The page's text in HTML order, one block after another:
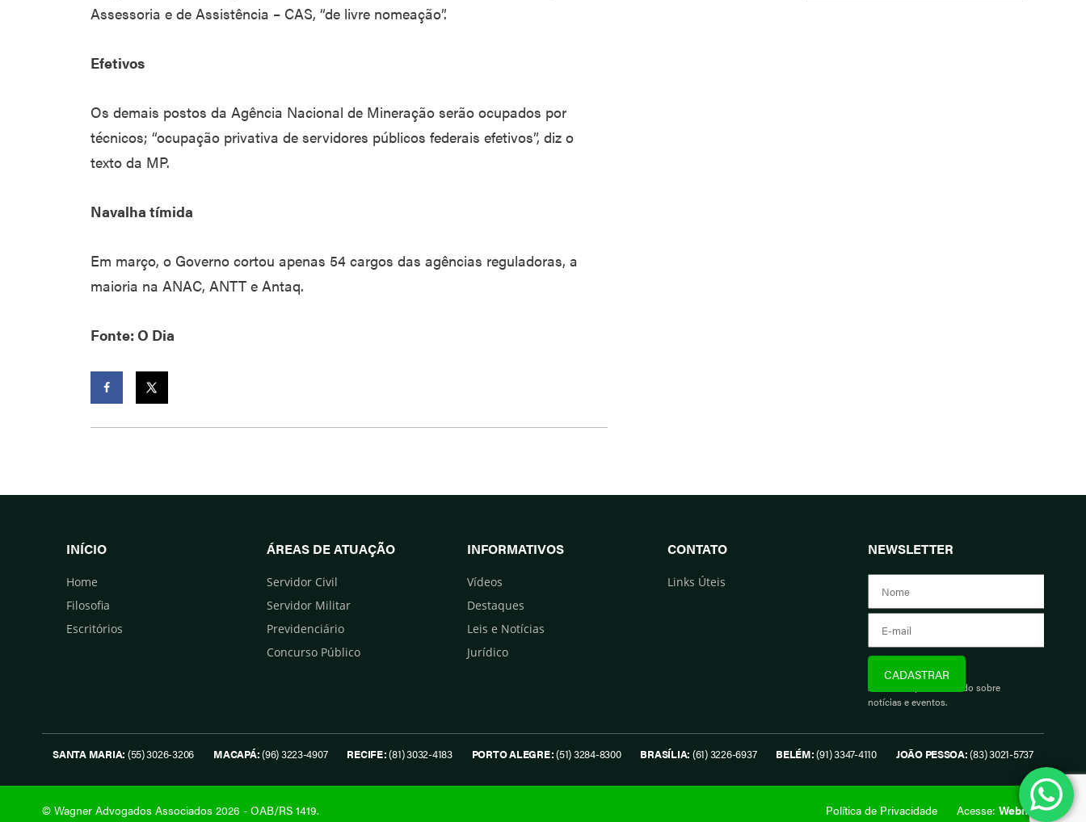
Assessoria e de Assistência – CAS, “de livre nomeação”.
Efetivos
Os demais postos da Agência Nacional de Mineração serão ocupados por
técnicos; “ocupação privativa de servidores públicos federais efetivos”, diz o
texto da MP.
Navalha tímida
Em março, o Governo cortou apenas 54 cargos das agências reguladoras, a
maioria na ANAC, ANTT e Antaq.
Fonte: O Dia
INÍCIO
Home
Filosofia
Escritórios
ÁREAS DE ATUAÇÃO
Servidor Civil
Servidor Militar
Previdenciário
Concurso Público
INFORMATIVOS
Vídeos
Destaques
Leis e Notícias
Jurídico
CONTATO
Links Úteis
NEWSLETTER
Assine e fique informado sobre
notícias e eventos.
SANTA MARIA: (55) 3026-3206 MACAPÁ:(96) 3223-4907 RECIFE:(81) 3032-4183 PORTO ALEGRE:(51) 3284-8300 BRASÍLIA: (61) 3226-6937 BELÉM:(91) 3347-4110 JOÃO PESSOA:(83) 3021-5737
© Wagner Advogados Associados 2026 - OAB/RS 1419. Política de Privacidade Acesse: Webmail